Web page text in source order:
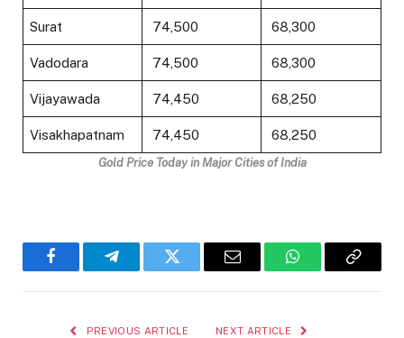
Surat ₹ 74,500 ₹ 68,300
Vadodara ₹ 74,500 ₹ 68,300
Vijayawada ₹ 74,450 ₹ 68,250
Visakhapatnam ₹ 74,450 ₹ 68,250
Gold Price Today in Major Cities of India
FacebookTelegramTwitter Email WhatsAppCopy
PREVIOUS ARTICLE NEXT ARTICLE